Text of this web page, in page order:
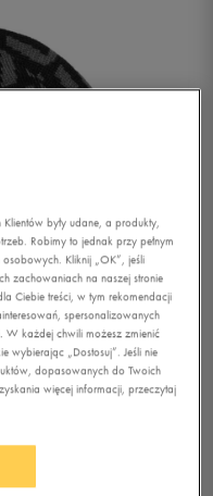
były udane, a produkty,
Robimy to jednak przy pełnym
Kliknij „OK”, jeśli
zachowaniach na naszej stronie
Ciebie treści, w tym rekomendacji
spersonalizowanych
W każdej chwili możesz zmienić
wybierając „Dostosuj”. Jeśli nie
dopasowanych do Twoich
więcej informacji, przeczytaj